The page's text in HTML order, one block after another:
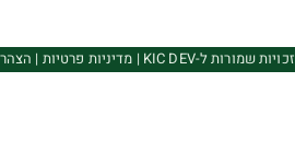
| מדיניות פרטיות |